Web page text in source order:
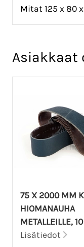
Mitat 125 x 80
Asiakkaat
75 X 2000 MM
HIOMANAUHA
METALLEILLE,
Lisätiedot